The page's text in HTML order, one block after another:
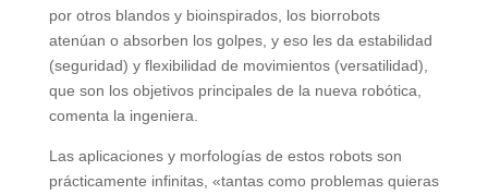
por otros blandos y bioinspirados, los biorrobots
atenúan o absorben los golpes, y eso les da estabilidad
(seguridad) y flexibilidad de movimientos (versatilidad),
que son los objetivos principales de la nueva robótica,
comenta la ingeniera.
Las aplicaciones y morfologías de estos robots son
prácticamente infinitas, «tantas como problemas quieras